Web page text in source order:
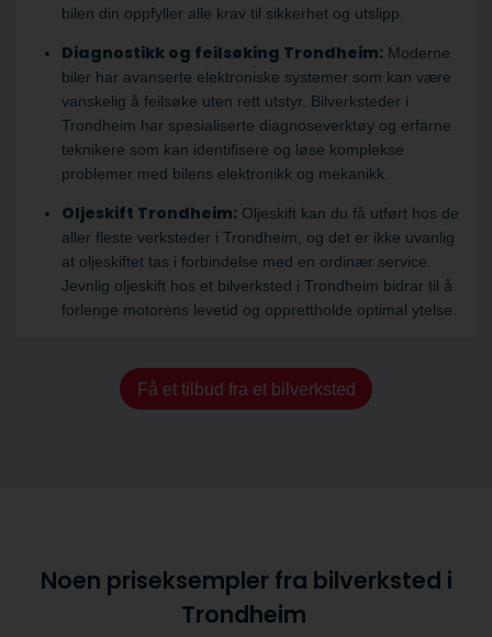
bilen din oppfyller alle krav til sikkerhet og utslipp.
Diagnostikk og feilsøking Trondheim: Moderne
biler har avanserte elektroniske systemer som kan være
vanskelig å feilsøke uten rett utstyr. Bilverksteder i
Trondheim har spesialiserte diagnoseverktøy og erfarne
teknikere som kan identifisere og løse komplekse
problemer med bilens elektronikk og mekanikk.
Oljeskift Trondheim: Oljeskift kan du få utført hos de
aller fleste verksteder i Trondheim, og det er ikke uvanlig
at oljeskiftet tas i forbindelse med en ordinær service.
Jevnlig oljeskift hos et bilverksted i Trondheim bidrar til å
forlenge motorens levetid og opprettholde optimal ytelse.
Få et tilbud fra et bilverksted
Noen priseksempler fra bilverksted i
Trondheim